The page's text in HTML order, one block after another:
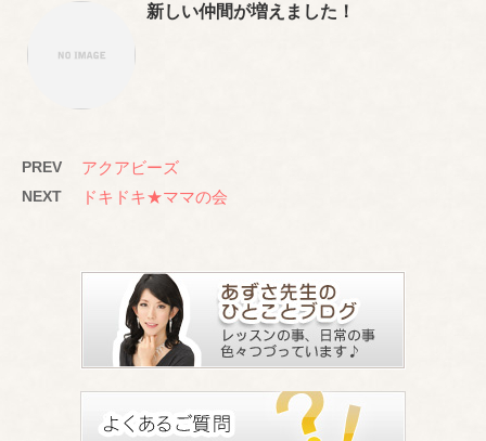
新しい仲間が増えました！
PREV アクアビーズ
NEXT ドキドキ★ママの会